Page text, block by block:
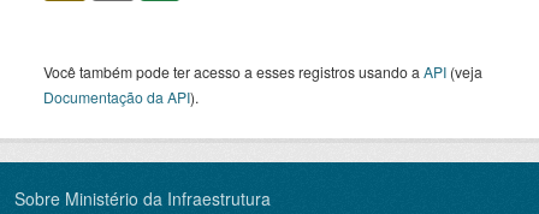
Você também pode ter acesso a esses registros usando a API (veja
Documentação da API).
Sobre Ministério da Infraestrutura